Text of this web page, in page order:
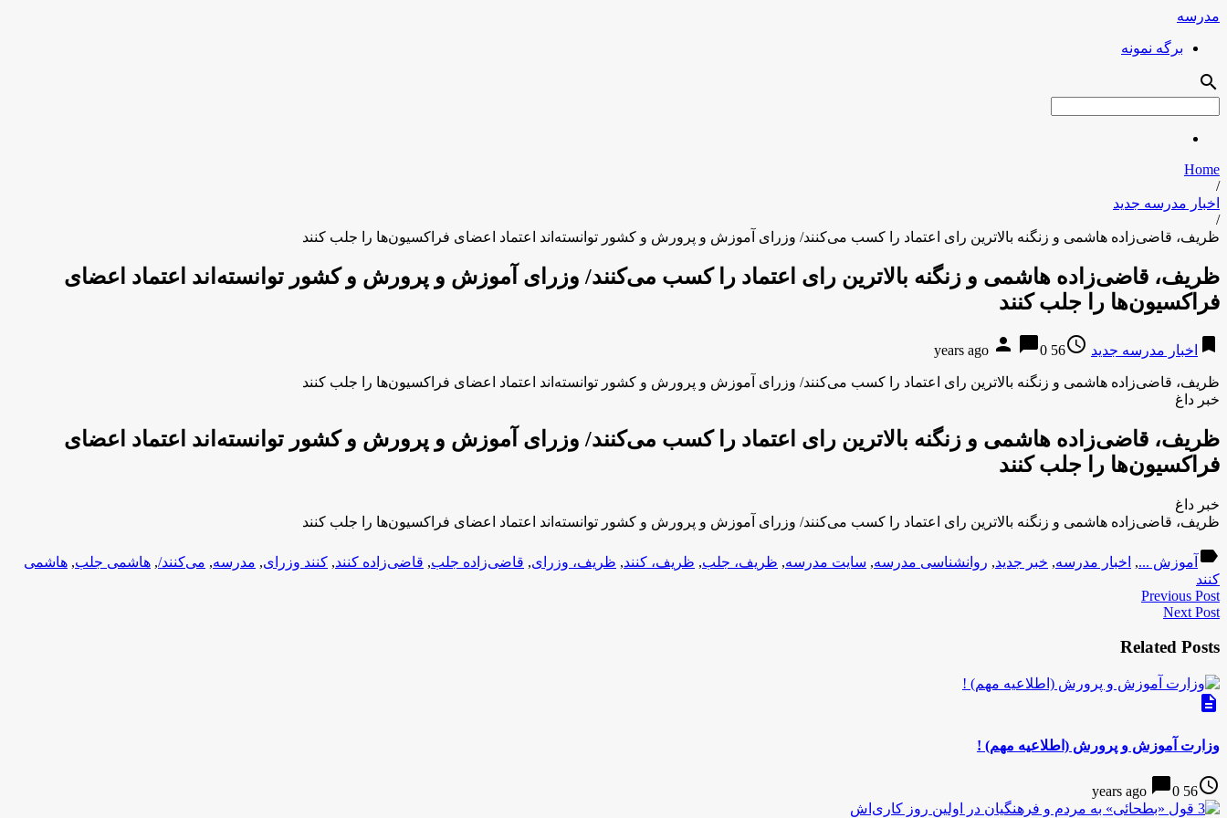
مدرسه
برگه نمونه
search
Home
/
اخبار مدرسه جدید
/
ظریف، قاضی‌زاده هاشمی و زنگنه بالاترین رای اعتماد را کسب می‌کنند/ وزرای آموزش و پرورش و کشور توانسته‌اند اعتماد اعضای فراکسیون‌ها را جلب کنند
ظریف، قاضی‌زاده هاشمی و زنگنه بالاترین رای اعتماد را کسب می‌کنند/ وزرای آموزش و پرورش و کشور توانسته‌اند اعتماد اعضای
فراکسیون‌ها را جلب کنند
bookmark اخبار مدرسه جدید access_time
56 years ago
person chat_bubble0
ظریف، قاضی‌زاده هاشمی و زنگنه بالاترین رای اعتماد را کسب می‌کنند/ وزرای آموزش و پرورش و کشور توانسته‌اند اعتماد اعضای فراکسیون‌ها را جلب کنند
خبر داغ
ظریف، قاضی‌زاده هاشمی و زنگنه بالاترین رای اعتماد را کسب می‌کنند/ وزرای آموزش و پرورش و کشور توانسته‌اند اعتماد اعضای
فراکسیون‌ها را جلب کنند
خبر داغ
ظریف، قاضی‌زاده هاشمی و زنگنه بالاترین رای اعتماد را کسب می‌کنند/ وزرای آموزش و پرورش و کشور توانسته‌اند اعتماد اعضای فراکسیون‌ها را جلب کنند
label آموزش ..., اخبار مدرسه, خبر جدید, روانشناسی مدرسه, سایت مدرسه, ظریف، جلب, ظریف، کنند, ظریف، وزرای, قاضی‌زاده جلب, قاضی‌زاده کنند, کنند وزرای, مدرسه, می‌کنند/, هاشمی جلب, هاشمی
کنند
Previous Post
Next Post
Related Posts
description
وزارت آموزش و پرورش (اطلاعیه مهم) !
access_time
56 years ago
chat_bubble0